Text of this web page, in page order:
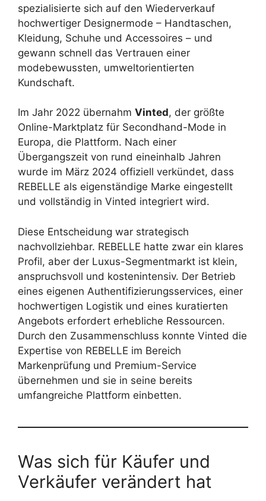
spezialisierte sich auf den Wiederverkauf
hochwertiger Designermode – Handtaschen,
Kleidung, Schuhe und Accessoires – und
gewann schnell das Vertrauen einer
modebewussten, umweltorientierten
Kundschaft.
Im Jahr 2022 übernahm Vinted, der größte
Online-Marktplatz für Secondhand-Mode in
Europa, die Plattform. Nach einer
Übergangszeit von rund eineinhalb Jahren
wurde im März 2024 offiziell verkündet, dass
REBELLE als eigenständige Marke eingestellt
und vollständig in Vinted integriert wird.
Diese Entscheidung war strategisch
nachvollziehbar. REBELLE hatte zwar ein klares
Profil, aber der Luxus-Segmentmarkt ist klein,
anspruchsvoll und kostenintensiv. Der Betrieb
eines eigenen Authentifizierungsservices, einer
hochwertigen Logistik und eines kuratierten
Angebots erfordert erhebliche Ressourcen.
Durch den Zusammenschluss konnte Vinted die
Expertise von REBELLE im Bereich
Markenprüfung und Premium-Service
übernehmen und sie in seine bereits
umfangreiche Plattform einbetten.
Was sich für Käufer und
Verkäufer verändert hat